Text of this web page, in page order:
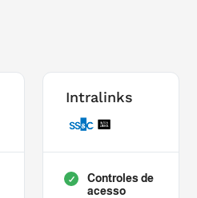
Intralinks
Controles de
acesso